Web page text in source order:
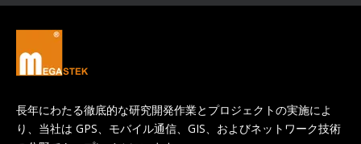
長年にわたる徹底的な研究開発作業とプロジェクトの実施によ
り、当社は GPS、モバイル通信、GIS、およびネットワーク技術